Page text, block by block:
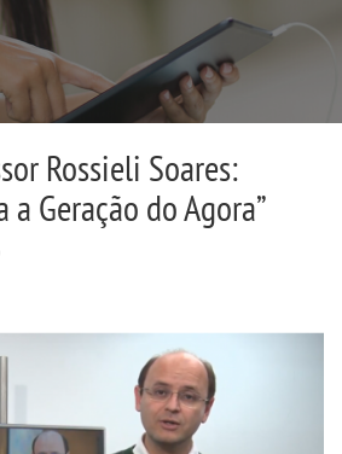
Rossieli Soares:
a Geração do Agora”